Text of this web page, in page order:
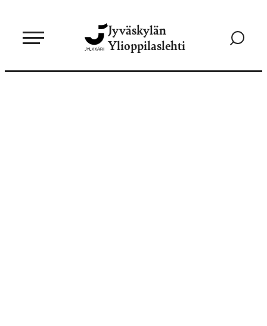
sisältöön
Jyväskylän
Ylioppilaslehti
Siirry